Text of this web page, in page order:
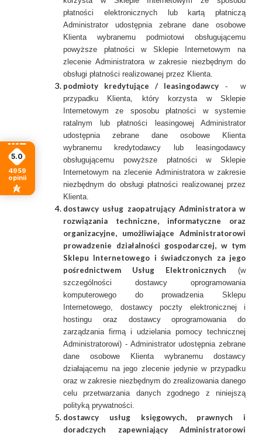
płatności elektronicznych lub kartą płatniczą
Administrator udostępnia zebrane dane osobowe
Klienta wybranemu podmiotowi obsługującemu
powyższe płatności w Sklepie Internetowym na
zlecenie Administratora w zakresie niezbędnym do
obsługi płatności realizowanej przez Klienta.
podmioty kredytujące / leasingodawcy - w
przypadku Klienta, który korzysta w Sklepie
Internetowym ze sposobu płatności w systemie
ratalnym lub płatności leasingowej Administrator
udostępnia zebrane dane osobowe Klienta
wybranemu kredytodawcy lub leasingodawcy
obsługującemu powyższe płatności w Sklepie
Internetowym na zlecenie Administratora w zakresie
niezbędnym do obsługi płatności realizowanej przez
Klienta.
dostawcy usług zaopatrujący Administratora w
rozwiązania techniczne, informatyczne oraz
organizacyjne, umożliwiające Administratorowi
prowadzenie działalności gospodarczej, w tym
Sklepu Internetowego i świadczonych za jego
pośrednictwem Usług Elektronicznych (w
szczególności dostawcy oprogramowania
komputerowego do prowadzenia Sklepu
Internetowego, dostawcy poczty elektronicznej i
hostingu oraz dostawcy oprogramowania do
zarządzania firmą i udzielania pomocy technicznej
Administratorowi) - Administrator udostępnia zebrane
dane osobowe Klienta wybranemu dostawcy
działającemu na jego zlecenie jedynie w przypadku
oraz w zakresie niezbędnym do zrealizowania danego
celu przetwarzania danych zgodnego z niniejszą
polityką prywatności.
dostawcy usług księgowych, prawnych i
doradczych zapewniający Administratorowi
5.0
4959
opinii